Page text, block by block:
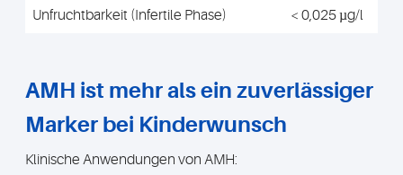
Unfruchtbarkeit (Infertile Phase) < 0,025 µg/l
AMH ist mehr als ein zuverlässiger
Marker bei Kinderwunsch
Klinische Anwendungen von AMH: